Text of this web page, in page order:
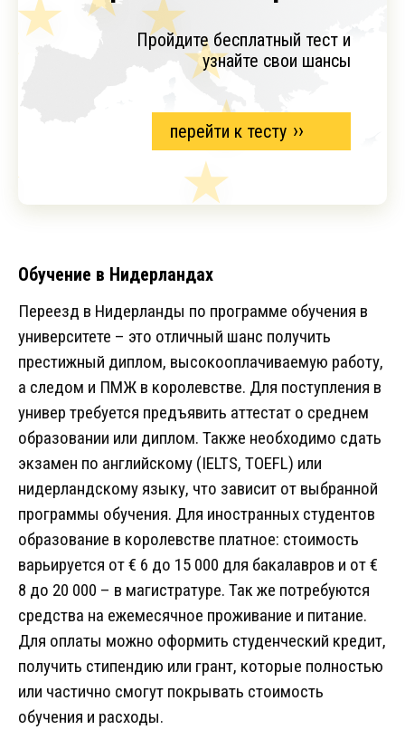
Пройдите бесплатный тест и
узнайте свои шансы
перейти к тесту
Обучение в Нидерландах
Переезд в Нидерланды по программе обучения в
университете – это отличный шанс получить
престижный диплом, высокооплачиваемую работу,
а следом и ПМЖ в королевстве. Для поступления в
универ требуется предъявить аттестат о среднем
образовании или диплом. Также необходимо сдать
экзамен по английскому (IELTS, TOEFL) или
нидерландскому языку, что зависит от выбранной
программы обучения. Для иностранных студентов
образование в королевстве платное: стоимость
варьируется от € 6 до 15 000 для бакалавров и от €
8 до 20 000 – в магистратуре. Так же потребуются
средства на ежемесячное проживание и питание.
Для оплаты можно оформить студенческий кредит,
получить стипендию или грант, которые полностью
или частично смогут покрывать стоимость
обучения и расходы.